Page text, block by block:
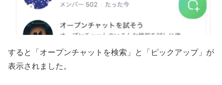
すると「オープンチャットを検索」と「ピックアップ」が
表示されました。